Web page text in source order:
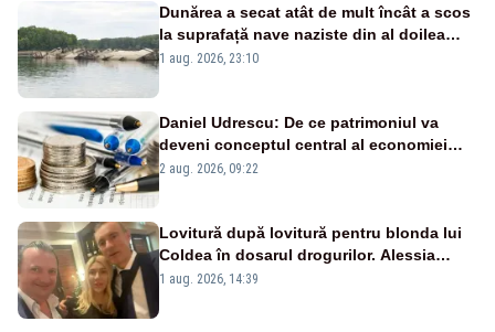
Dunărea a secat atât de mult încât a scos
la suprafață nave naziste din al doilea
război mondial
1 aug. 2026, 23:10
Daniel Udrescu: De ce patrimoniul va
deveni conceptul central al economiei
viitoare?
2 aug. 2026, 09:22
Lovitură după lovitură pentru blonda lui
Coldea în dosarul drogurilor. Alessia
Păcuraru explică decizia magistraților
1 aug. 2026, 14:39